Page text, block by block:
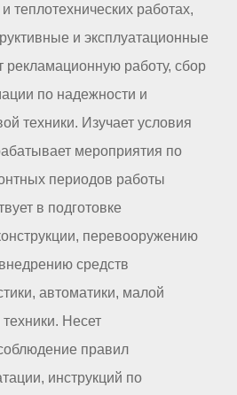
теплотехнических работах,
и эксплуатационные
рекламационную работу, сбор
по надежности и
техники. Изучает условия
мероприятия по
периодов работы
в подготовке
перевооружению
средств
автоматики, малой
Несет
правил
инструкций по